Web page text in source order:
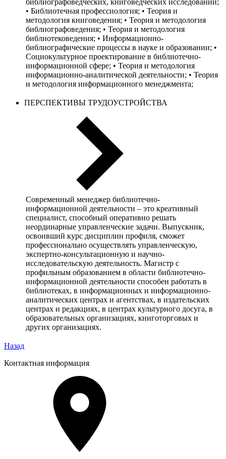
• Библиотечная профессиология; • Теория и
методология книговедения; • Теория и методология
библиографоведения; • Теория и методология
библиотековедения; • Информационно-
библиографические процессы в науке и образовании; •
Социокультурное проектирование в библиотечно-
информационной сфере; • Теория и методология
информационно-аналитической деятельности; • Теория
и методология информационного менеджмента;
ПЕРСПЕКТИВЫ ТРУДОУСТРОЙСТВА
Современный менеджер библиотечно-
информационной деятельности – это креативный
специалист, способный оперативно решать
неординарные управленческие задачи. Выпускник,
освоивший курс дисциплин профиля, сможет
профессионально осуществлять управленческую,
экспертно-консультационную и научно-
исследовательскую деятельность. Магистр с
профильным образованием в области библиотечно-
информационной деятельности способен работать в
библиотеках, в информационных и информационно-
аналитических центрах и агентствах, в издательских
центрах и редакциях, в центрах культурного досуга, в
образовательных организациях, книготорговых и
других организациях.
Назад
Контактная информация